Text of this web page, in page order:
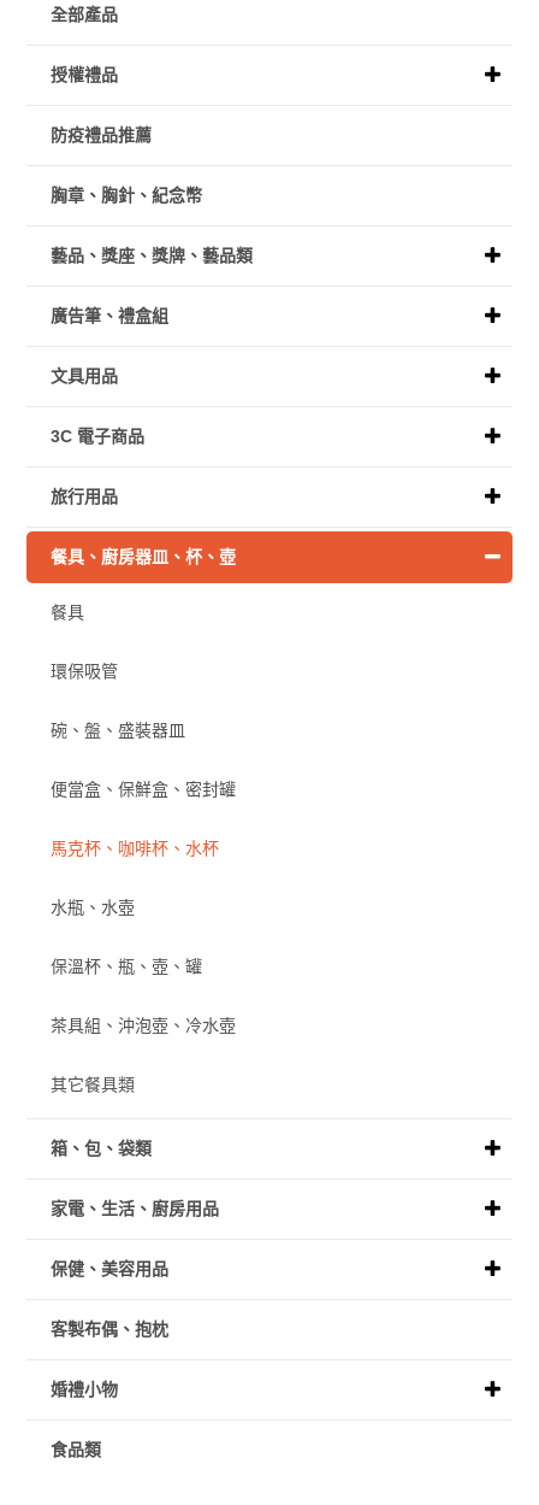
全部產品
授權禮品
防疫禮品推薦
胸章、胸針、紀念幣
藝品、獎座、獎牌、藝品類
廣告筆、禮盒組
文具用品
3C 電子商品
旅行用品
餐具、廚房器皿、杯、壺
餐具
環保吸管
碗、盤、盛裝器皿
便當盒、保鮮盒、密封罐
馬克杯、咖啡杯、水杯
水瓶、水壺
保溫杯、瓶、壺、罐
茶具組、沖泡壺、冷水壺
其它餐具類
箱、包、袋類
家電、生活、廚房用品
保健、美容用品
客製布偶、抱枕
婚禮小物
食品類